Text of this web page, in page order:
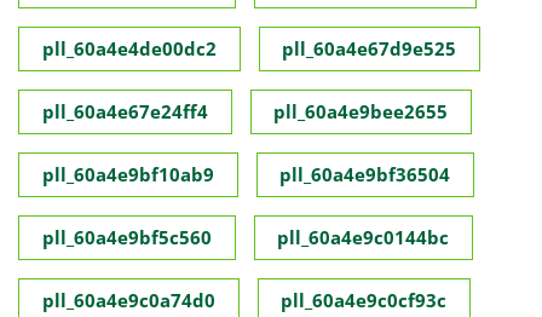
pll_60a4e4de00dc2 pll_60a4e67d9e525
pll_60a4e67e24ff4 pll_60a4e9bee2655
pll_60a4e9bf10ab9 pll_60a4e9bf36504
pll_60a4e9bf5c560 pll_60a4e9c0144bc
pll_60a4e9c0a74d0 pll_60a4e9c0cf93c